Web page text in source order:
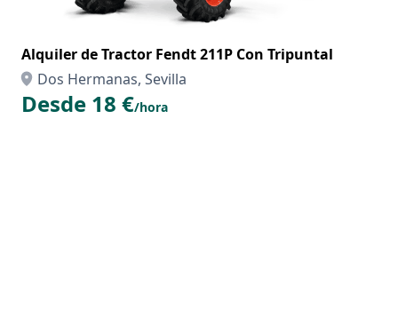
Alquiler de Tractor Fendt 211P Con Tripuntal
Dos Hermanas, Sevilla
Desde 18 €/hora